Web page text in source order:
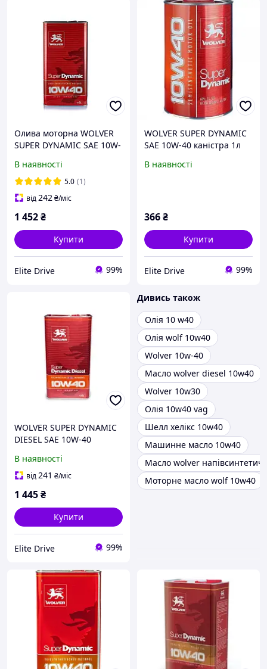
Олива моторна WOLVER
SUPER DYNAMIC SAE 10W-
В наявності
5.0 (1)
від242₴/міс
1 452₴
Купити
Elite Drive 99%
WOLVER SUPER DYNAMIC
SAE 10W-40 каністра 1л
В наявності
366₴
Купити
Elite Drive 99%
WOLVER SUPER DYNAMIC
DIESEL SAE 10W-40
В наявності
від241 ₴/міс
1 445₴
Купити
Elite Drive 99%
Дивись також
Олія 10 w40
Олія wolf 10w40
Wolver 10w-40
Масло wolver diesel 10w40
Wolver 10w30
Олія 10w40 vag
Шелл хелікс 10w40
Машинне масло 10w40
Масло wolver
Моторне масло wolf 10w40